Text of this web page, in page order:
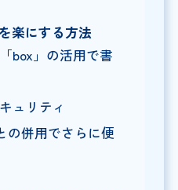
楽にする方法
box」の活用で書
ュリティ
の併用でさらに便